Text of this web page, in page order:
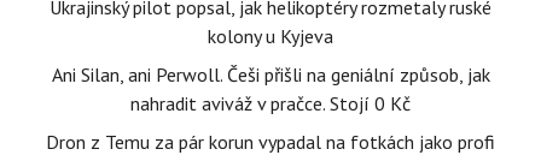
Ukrajinský pilot popsal, jak helikoptéry rozmetaly ruské
kolony u Kyjeva
Ani Silan, ani Perwoll. Češi přišli na geniální způsob, jak
nahradit aviváž v pračce. Stojí 0 Kč
Dron z Temu za pár korun vypadal na fotkách jako profi